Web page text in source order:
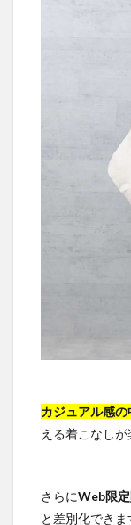
カジュアル感
える着こなしが
さらにWeb限
と差別化でき